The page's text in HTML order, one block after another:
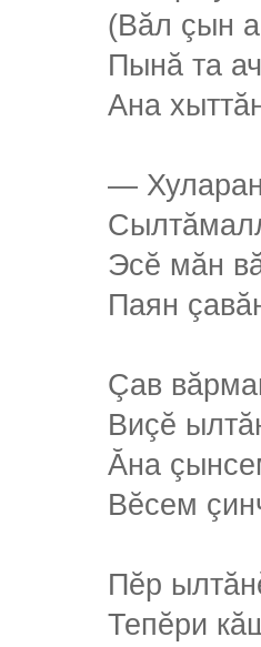
(Вăл çын
Пынă та
Ана
—
Эсĕ мăн
Паян
Çав
Виçĕ
Ăна
Вĕсем
Пĕр
Тепĕри